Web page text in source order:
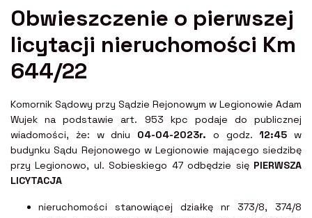
Obwieszczenie o pierwszej
licytacji nieruchomości Km
644/22
Komornik Sądowy przy Sądzie Rejonowym w Legionowie Adam
Wujek na podstawie art. 953 kpc podaje do publicznej
wiadomości, że: w dniu 04-04-2023r. o godz.12:45 w
budynku Sądu Rejonowego w Legionowie mającego siedzibę
przy Legionowo, ul. Sobieskiego 47 odbędzie się PIERWSZA
LICYTACJA
nieruchomości stanowiącej działkę nr 373/8, 374/8